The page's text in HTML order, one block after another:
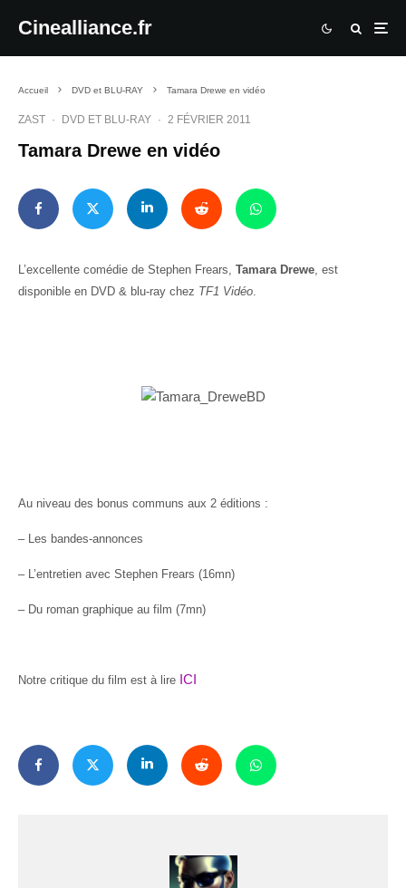
Cinealliance.fr
Accueil DVD et BLU-RAY Tamara Drewe en vidéo
ZAST · DVD ET BLU-RAY · 2 FÉVRIER 2011
Tamara Drewe en vidéo
L’excellente comédie de Stephen Frears, Tamara Drewe, est
disponible en DVD & blu-ray chez TF1 Vidéo.
Au niveau des bonus communs aux 2 éditions :
– Les bandes-annonces
– L’entretien avec Stephen Frears (16mn)
– Du roman graphique au film (7mn)
Notre critique du film est à lire ICI